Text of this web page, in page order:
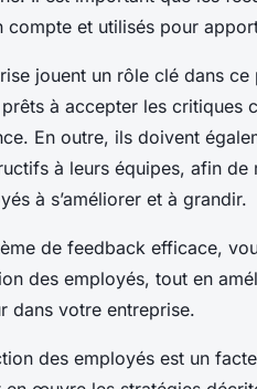
compte et utilisés pour
jouent un rôle clé dans
à accepter les critiques
En outre, ils doivent
à leurs équipes, afin
à s’améliorer et à grandir.
de feedback efficace,
des employés, tout en
dans votre entreprise.
des employés est un